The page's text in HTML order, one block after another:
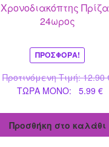
Χρονοδιακόπτης
24ωρος
ΠΡΟΣΦΟΡΆ!
Προτινόμενη Τιμή:12.90
ΤΩΡΑ MONO: 5.99€Η
Προσθήκη στο καλάθι